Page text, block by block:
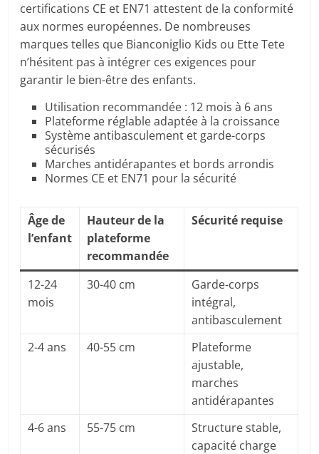
certifications CE et EN71 attestent de la conformité
aux normes européennes. De nombreuses
marques telles que Bianconiglio Kids ou Ette Tete
n’hésitent pas à intégrer ces exigences pour
garantir le bien-être des enfants.
Utilisation recommandée : 12 mois à 6 ans
Plateforme réglable adaptée à la croissance
Système antibasculement et garde-corps
sécurisés
Marches antidérapantes et bords arrondis
Normes CE et EN71 pour la sécurité
Âge de
l’enfant
Hauteur de la
plateforme
recommandée
Sécurité requise
12-24
mois
30-40 cm
Garde-corps
intégral,
antibasculement
2-4 ans
40-55 cm
Plateforme
ajustable,
marches
antidérapantes
4-6 ans
55-75 cm
Structure stable,
capacité charge